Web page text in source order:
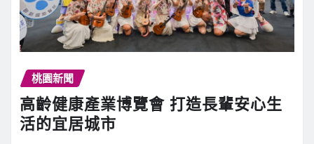
桃園新聞
高齡健康產業博覽會 打造長輩安心生
活的宜居城市